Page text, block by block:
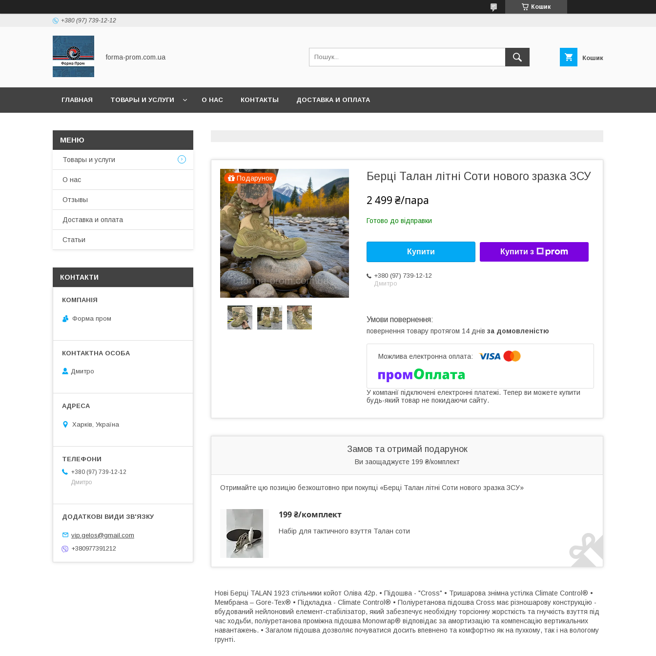
Кошик
+380 (97) 739-12-12
forma-prom.com.ua Кошик
ГЛАВНАЯ ТОВАРЫ И УСЛУГИ О НАС КОНТАКТЫ ДОСТАВКА И ОПЛАТА
Подарунок Берці Талан літні Соти нового зразка ЗСУ
2 499 ₴/пара
Готово до відправки
Купити Купити з
+380 (97) 739-12-12
Дмитро
повернення товару протягом 14 днів за домовленістю
У компанії підключені електронні платежі. Тепер ви можете купити
будь-який товар не покидаючи сайту.
Замов та отримай подарунок
Ви заощаджуєте 199 ₴/комплект
Отримайте цю позицію безкоштовно при покупці «Берці Талан літні Соти нового зразка ЗСУ»
199 ₴/комплект
Набір для тактичного взуття Талан соти
Нові Берці TALAN 1923 стільники койот Оліва 42р. • Підошва - "Cross" • Тришарова знімна устілка Сlimate Сontrol® •
Мембрана – Gore-Tex® • Підкладка - Сlimate Сontrol® • Поліуретанова підошва Cross має різношарову конструкцію -
вбудований нейлоновий елемент-стабілізатор, який забезпечує необхідну торсіонну жорсткість та гнучкість взуття під
час ходьби, поліуретанова проміжна підошва Monowrap® відповідає за амортизацію та компенсацію вертикальних
навантажень. • Загалом підошва дозволяє почуватися досить впевнено та комфортно як на пухкому, так і на вологому
грунті.
Товары и услуги
О нас
Отзывы
Доставка и оплата
Статьи
КОНТАКТИ
Форма пром
Дмитро
Харків, Україна
+380 (97) 739-12-12
Дмитро
vip.gelos@gmail.com
+380977391212